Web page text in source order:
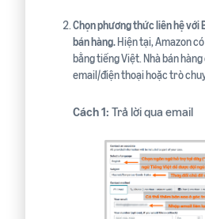
Chọn phương thức liên hệ với
bán hàng.Hiện tại, Amazon
bằng tiếng Việt. Nhà bán
email/điện thoại hoặc trò
Cách 1: Trả lời qua email